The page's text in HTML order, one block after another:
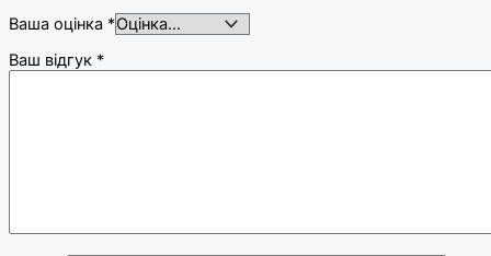
Ваша оцінка *
Ваш відгук *